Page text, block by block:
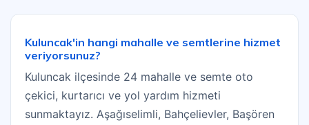
Kuluncak'in hangi mahalle ve semtlerine hizmet
veriyorsunuz?
Kuluncak ilçesinde 24 mahalle ve semte oto
çekici, kurtarıcı ve yol yardım hizmeti
sunmaktayız. Aşağıselimli, Bahçelievler, Başören